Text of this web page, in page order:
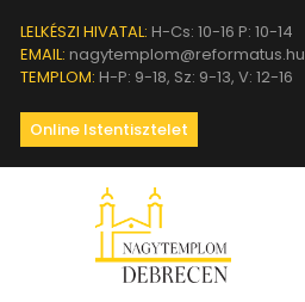
LELKÉSZI HIVATAL: H-Cs: 10-16 P: 10-14
EMAIL: nagytemplom@reformatus.hu
TEMPLOM: H-P: 9-18, Sz: 9-13, V: 12-16
Online Istentisztelet